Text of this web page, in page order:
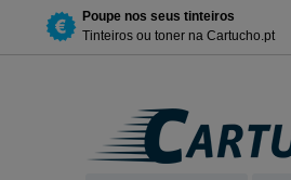
Poupe nos seus tinteiros
Tinteiros ou toner na Cartucho.pt